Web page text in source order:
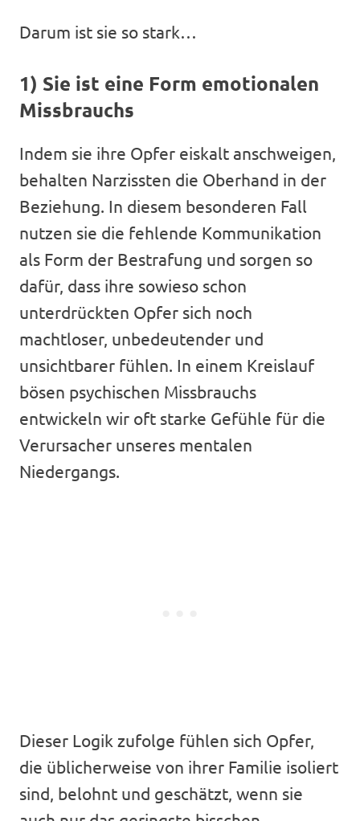
Darum ist sie so stark…
1) Sie ist eine Form emotionalen
Missbrauchs
Indem sie ihre Opfer eiskalt anschweigen,
behalten Narzissten die Oberhand in der
Beziehung. In diesem besonderen Fall
nutzen sie die fehlende Kommunikation
als Form der Bestrafung und sorgen so
dafür, dass ihre sowieso schon
unterdrückten Opfer sich noch
machtloser, unbedeutender und
unsichtbarer fühlen. In einem Kreislauf
bösen psychischen Missbrauchs
entwickeln wir oft starke Gefühle für die
Verursacher unseres mentalen
Niedergangs.
Dieser Logik zufolge fühlen sich Opfer,
die üblicherweise von ihrer Familie isoliert
sind, belohnt und geschätzt, wenn sie